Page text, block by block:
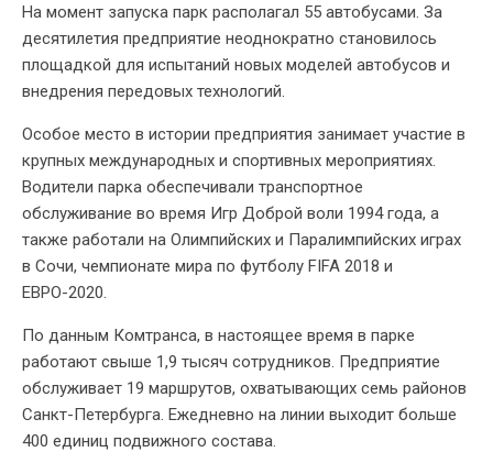
На момент запуска парк располагал 55 автобусами. За
десятилетия предприятие неоднократно становилось
площадкой для испытаний новых моделей автобусов и
внедрения передовых технологий.
Особое место в истории предприятия занимает участие в
крупных международных и спортивных мероприятиях.
Водители парка обеспечивали транспортное
обслуживание во время Игр Доброй воли 1994 года, а
также работали на Олимпийских и Паралимпийских играх
в Сочи, чемпионате мира по футболу FIFA 2018 и
ЕВРО-2020.
По данным Комтранса, в настоящее время в парке
работают свыше 1,9 тысяч сотрудников. Предприятие
обслуживает 19 маршрутов, охватывающих семь районов
Санкт-Петербурга. Ежедневно на линии выходит больше
400 единиц подвижного состава.